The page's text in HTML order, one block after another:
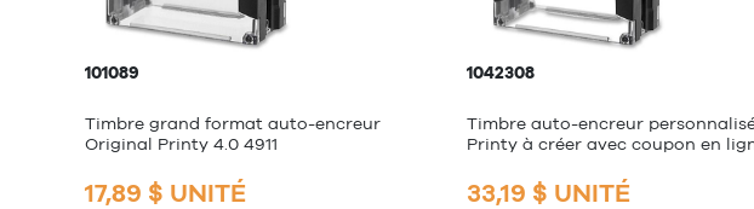
101089
Timbre grand format auto-encreur
Original Printy 4.0 4911
17,89 $ UNITÉ
1042308
Timbre auto-encreur
Printy à créer avec coupon en
33,19 $ UNITÉ